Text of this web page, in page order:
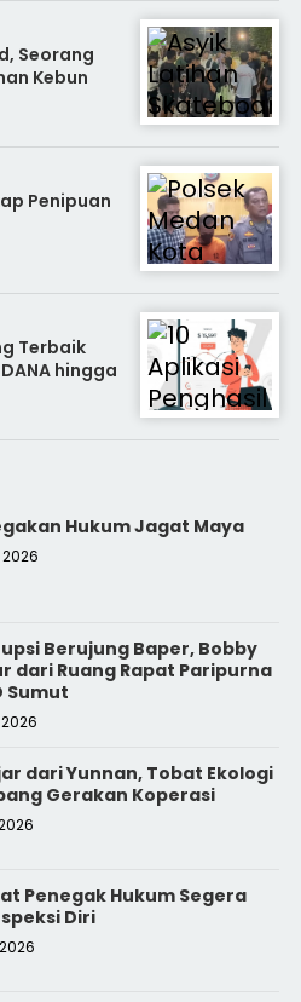
Seorang
Kebun
Penipuan
Terbaik
hingga
Hukum Jagat Maya
Berujung Baper, Bobby
dari Ruang Rapat Paripurna
Sumut
dari Yunnan, Tobat Ekologi
Gerakan Koperasi
Penegak Hukum Segera
Diri